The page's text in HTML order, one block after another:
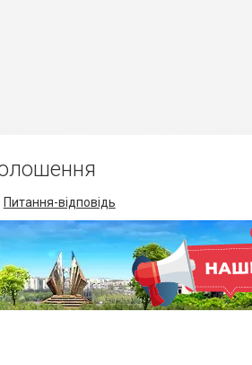
Питання-відповідь